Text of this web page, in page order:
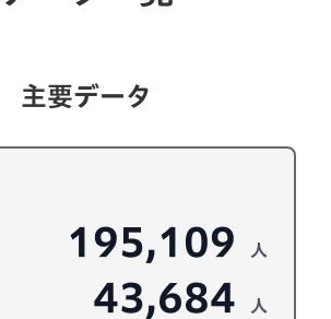
主要データ
195,109 人
43,684 人